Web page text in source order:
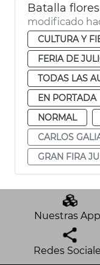
Batalla
modificado
CULTURA Y
FERIA DE
TODAS LAS
EN PORTADA
NORMAL
CARLOS
GRAN FIRA
Nuestras
Redes